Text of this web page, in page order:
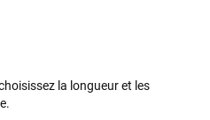
la longueur et les